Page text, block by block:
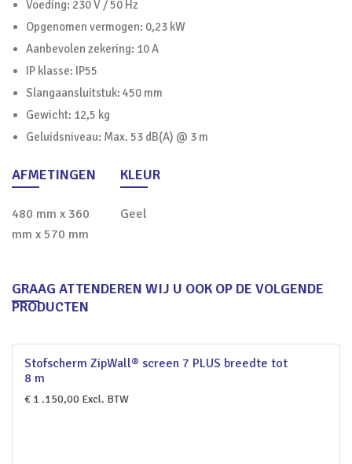
Voeding: 230 V / 50 Hz
Opgenomen vermogen: 0,23 kW
Aanbevolen zekering: 10 A
IP klasse: IP55
Slangaansluitstuk: 450 mm
Gewicht: 12,5 kg
Geluidsniveau: Max. 53 dB(A) @ 3 m
AFMETINGEN
480 mm x 360
mm x 570 mm
KLEUR
Geel
GRAAG ATTENDEREN WIJ U OOK OP DE VOLGENDE
PRODUCTEN
Stofscherm ZipWall® screen 7 PLUS breedte tot
8 m
€ 1 .150,00 Excl. BTW